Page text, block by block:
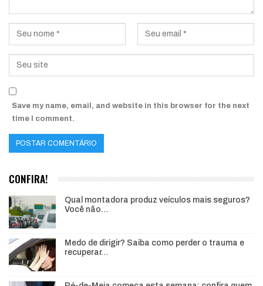
Save my name, email, and website in this browser for the next
time I comment.
CONFIRA!
Qual montadora produz veículos mais seguros?
Você não…
Medo de dirigir? Saiba como perder o trauma e
recuperar…